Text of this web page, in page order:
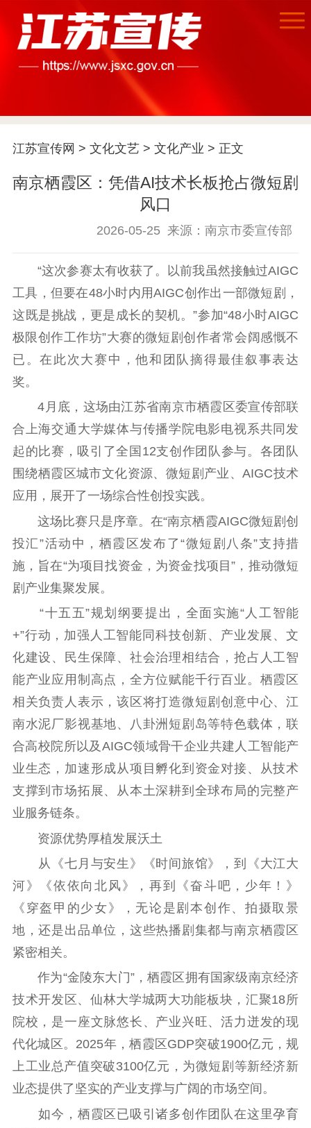
首页
江苏要闻
公示公告
通知公告 信息公开制度
信息公开指南
信息公开年度报
告
政策法规
工作动态
理论武装
理论学习 宣传宣讲 研究阐释
哲学社科
社科强省 工作通知
江苏文脉
资料下载
新闻宣传
主题宣传
记者之家
品牌栏目
文化文艺
精品生产 文化惠民
文化传承
文化交流
体制改革
文化产业
紫金文化艺术节
品牌活动 紫艺舞台
精神文明
文明创建 文明实践
文明培育
社会宣传
思想政治教育 爱国主义教育
全民国防教育
红色资源保护利
用
新闻出版
精品出版 全民阅读
出版监管
扫黄打非
电影工作
电影创作 电影市场
机关党建
党建要闻 学习在线
江苏宣传网 > 文化文艺> 文化产业 > 正文
南京栖霞区：凭借AI技术长板抢占微短剧
风口
2026-05-25 来源：南京市委宣传部
“这次参赛太有收获了。以前我虽然接触过AIGC
工具，但要在48小时内用AIGC创作出一部微短剧，
这既是挑战，更是成长的契机。”参加“48小时AIGC
极限创作工作坊”大赛的微短剧创作者常会阔感慨不
已。在此次大赛中，他和团队摘得最佳叙事表达
奖。
4月底，这场由江苏省南京市栖霞区委宣传部联
合上海交通大学媒体与传播学院电影电视系共同发
起的比赛，吸引了全国12支创作团队参与。各团队
围绕栖霞区城市文化资源、微短剧产业、AIGC技术
应用，展开了一场综合性创投实践。
这场比赛只是序章。在“南京栖霞AIGC微短剧创
投汇”活动中，栖霞区发布了“微短剧八条”支持措
施，旨在“为项目找资金，为资金找项目”，推动微短
剧产业集聚发展。
“十五五”规划纲要提出，全面实施“人工智能
+”行动，加强人工智能同科技创新、产业发展、文
化建设、民生保障、社会治理相结合，抢占人工智
能产业应用制高点，全方位赋能千行百业。栖霞区
相关负责人表示，该区将打造微短剧创意中心、江
南水泥厂影视基地、八卦洲短剧岛等特色载体，联
合高校院所以及AIGC领域骨干企业共建人工智能产
业生态，加速形成从项目孵化到资金对接、从技术
支撑到市场拓展、从本土深耕到全球布局的完整产
业服务链条。
资源优势厚植发展沃土
从《七月与安生》《时间旅馆》，到《大江大
河》《依依向北风》，再到《奋斗吧，少年！》
《穿盔甲的少女》，无论是剧本创作、拍摄取景
地，还是出品单位，这些热播剧集都与南京栖霞区
紧密相关。
作为“金陵东大门”，栖霞区拥有国家级南京经济
技术开发区、仙林大学城两大功能板块，汇聚18所
院校，是一座文脉悠长、产业兴旺、活力迸发的现
代化城区。2025年，栖霞区GDP突破1900亿元，规
上工业总产值突破3100亿元，为微短剧等新经济新
业态提供了坚实的产业支撑与广阔的市场空间。
如今，栖霞区已吸引诸多创作团队在这里孕育